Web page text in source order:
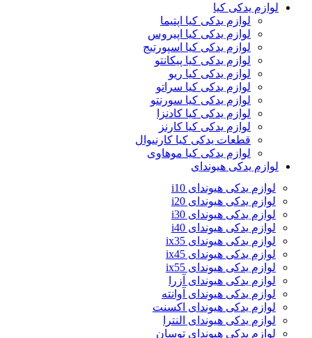
لوازم یدکی کیا
لوازم یدکی کیا اپتیما
لوازم یدکی کیا اپیروس
لوازم یدکی کیا اسپورتیج
لوازم یدکی کیا پیکانتو
لوازم یدکی کیا ریو
لوازم یدکی کیا سراتو
لوازم یدکی کیا سورنتو
لوازم یدکی کیا کادنزا
لوازم یدکی کیا کارنز
قطعات یدکی کیا کارنیوال
لوازم یدکی کیا موهاوی
لوازم یدکی هیوندای
لوازم یدکی هیوندای i10
لوازم یدکی هیوندای i20
لوازم یدکی هیوندای i30
لوازم یدکی هیوندای i40
لوازم یدکی هیوندای ix35
لوازم یدکی هیوندای ix45
لوازم یدکی هیوندای ix55
لوازم یدکی هیوندای آزرا
لوازم یدکی هیوندای آوانته
لوازم یدکی هیوندای اکسنت
لوازم یدکی هیوندای النترا
لوازم یدکی هیوندای توسان